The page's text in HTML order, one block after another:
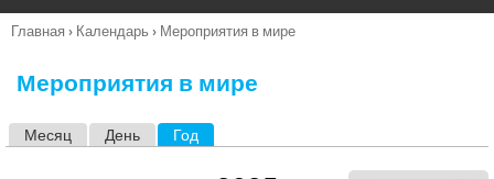
п
Вы
Главная › Календарь › Мероприятия в мире
Мероприятия в мире
Месяц День Год